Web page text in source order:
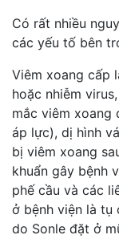
Có rất nhiều
các yếu tố bên
Viêm xoang cấp
hoặc nhiễm
mắc viêm xoang
áp lực), dị hình
bị viêm xoang
khuẩn gây bệnh
phế cầu và các
ở bệnh viện là tụ
do Sonle đặt ở